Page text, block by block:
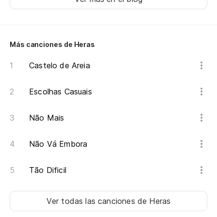
Más canciones de Heras
Castelo de Areia
Escolhas Casuais
Não Mais
Não Vá Embora
Tão Dificil
Ver todas las canciones de Heras